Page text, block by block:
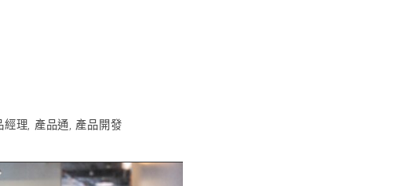
經理, 產品通, 產品開發